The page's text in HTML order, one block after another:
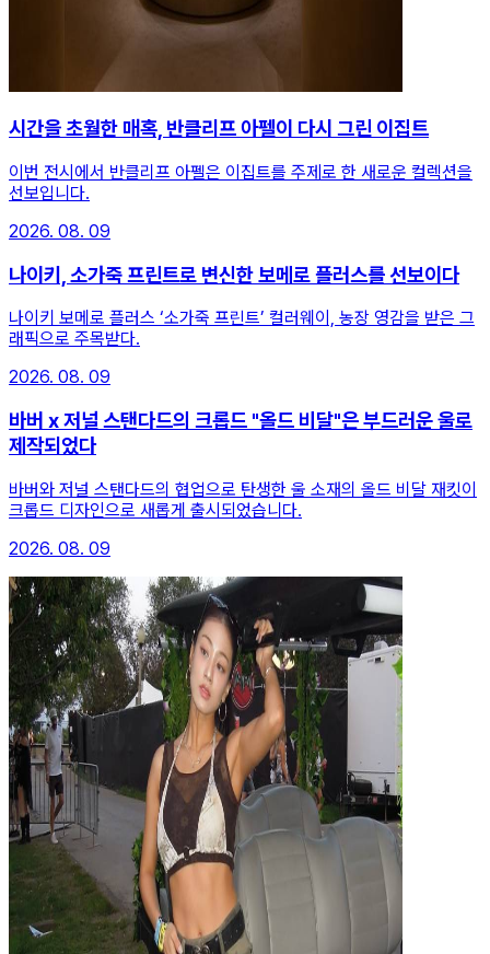
시간을 초월한 매혹, 반클리프 아펠이 다시 그린 이집트
이번 전시에서 반클리프 아펠은 이집트를 주제로 한 새로운 컬렉션을
선보입니다.
2026. 08. 09
나이키, 소가죽 프린트로 변신한 보메로 플러스를 선보이다
나이키 보메로 플러스 ‘소가죽 프린트’ 컬러웨이, 농장 영감을 받은 그
래픽으로 주목받다.
2026. 08. 09
바버 x 저널 스탠다드의 크롭드 "올드 비달"은 부드러운 울로
제작되었다
바버와 저널 스탠다드의 협업으로 탄생한 울 소재의 올드 비달 재킷이
크롭드 디자인으로 새롭게 출시되었습니다.
2026. 08. 09